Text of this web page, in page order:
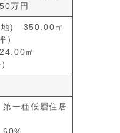
万円
) 350.00㎡
）
㎡
一種低層住居